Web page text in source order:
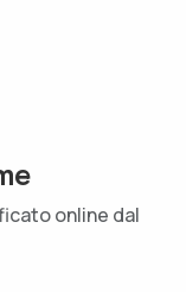
online dal